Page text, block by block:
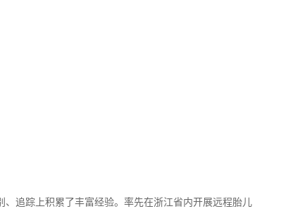
追踪上积累了丰富经验。率先在浙江省内开展远程胎儿